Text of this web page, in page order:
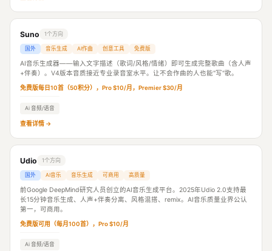
Suno 1个方向
国外 音乐生成 AI作曲 创意工具 免费版
AI音乐生成器——输入文字描述（歌词/风格/情绪）即可生成完整歌曲（含人声
+伴奏）。V4版本音质接近专业录音室水平。让不会作曲的人也能"写"歌。
免费版每日10首（50积分），Pro $10/月，Premier $30/月
Ai 音频/语音
查看详情 →
Udio 1个方向
国外 AI音乐 音乐生成 可商用 高质量
前Google DeepMind研究人员创立的AI音乐生成平台。2025年Udio 2.0支持最
长15分钟音乐生成、人声+伴奏分离、风格混搭、remix。AI音乐质量业界公认
第一，可商用。
免费版可用（每月100首），Pro $10/月
Ai 音频/语音